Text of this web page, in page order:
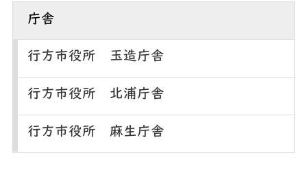
庁舎
行方市役所 玉造庁舎
行方市役所 北浦庁舎
行方市役所 麻生庁舎